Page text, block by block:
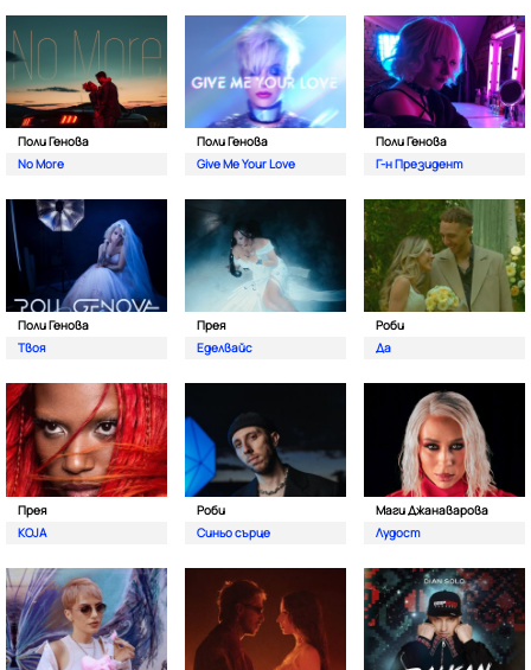
Поли Генова
No More
Поли Генова
Give Me Your Love
Поли Генова
Г-н Президент
Поли Генова
Твоя
Прея
Еделвайс
Роби
Да
Прея
KOJA
Роби
Синьо сърце
Маги Джанаварова
Лудост